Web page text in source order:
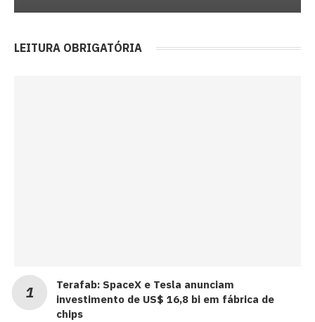
LEITURA OBRIGATÓRIA
Terafab: SpaceX e Tesla anunciam
investimento de US$ 16,8 bi em fábrica de
chips